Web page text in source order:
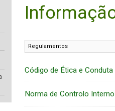
Código de Ética e Conduta
Norma de Controlo Interno